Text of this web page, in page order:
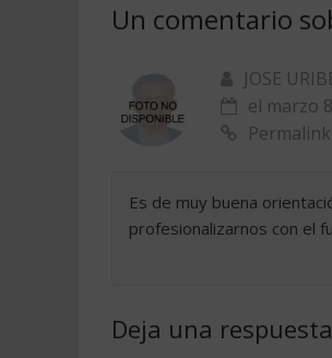
Un comentario
JOSE
el marzo
Permalink
Es de muy buena
profesionalizarnos con el
Deja una respuesta